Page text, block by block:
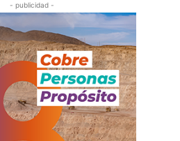
- publicidad -